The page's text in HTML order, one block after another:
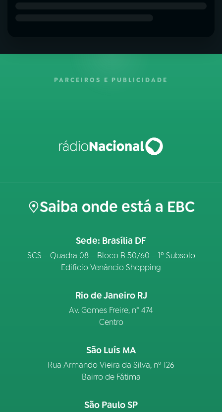
PARCEIROS E PUBLICIDADE
Saiba onde está a EBC
Sede: Brasília DF
SCS – Quadra 08 – Bloco B 50/60 – 1º Subsolo
Edifício Venâncio Shopping
Rio de Janeiro RJ
Av. Gomes Freire, n° 474
Centro
São Luís MA
Rua Armando Vieira da Silva, nº 126
Bairro de Fátima
São Paulo SP